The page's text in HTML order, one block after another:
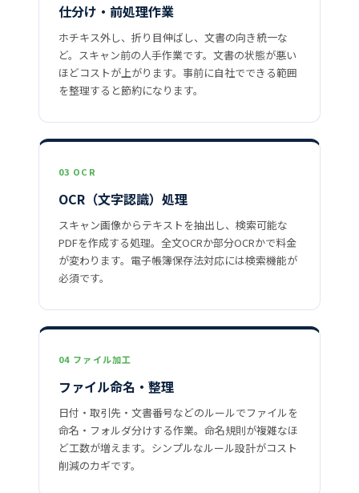
仕分け・前処理作業
ホチキス外し、折り目伸ばし、文書の向き統一な
ど。スキャン前の人手作業です。文書の状態が悪い
ほどコストが上がります。事前に自社でできる範囲
を整理すると節約になります。
03 OCR
OCR（文字認識）処理
スキャン画像からテキストを抽出し、検索可能な
PDFを作成する処理。全文OCRか部分OCRかで料金
が変わります。電子帳簿保存法対応には検索機能が
必須です。
04 ファイル加工
ファイル命名・整理
日付・取引先・文書番号などのルールでファイルを
命名・フォルダ分けする作業。命名規則が複雑なほ
ど工数が増えます。シンプルなルール設計がコスト
削減のカギです。